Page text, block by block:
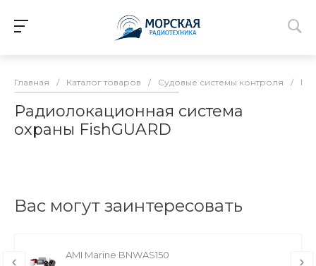
Главная / Каталог товаров / Судовые системы контроля /
Радиолокационная система
охраны FishGUARD
Вас могут заинтересовать
AMI Marine BNWAS150